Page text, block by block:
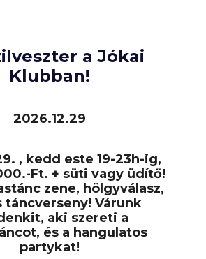
- táborok
a Jókai
Klubban!
2026.12.29
, kedd este 19-23h-ig,
Ft. + süti vagy üdítő!
zene, hölgyválasz,
táncverseny! Várunk
aki szereti a
és a hangulatos
partykat!